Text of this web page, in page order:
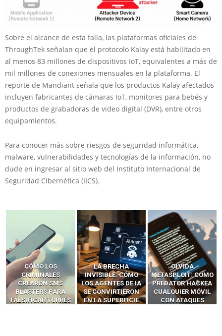
Sobre el alcance de esta falla, las plataformas oficiales de
ThroughTek señalan que el protocolo Kalay está habilitado en
al menos 83 millones de dispositivos IoT, equivalentes a más de
mil millones de conexiones mensuales en la plataforma. El
reporte de Mandiant señala que los productos Kalay afectados
incluyen fabricantes de cámaras IoT, monitores para bebés y
productos de grabadoras de video digital (DVR), entre otros
equipamientos.
Para conocer más sobre riesgos de seguridad informática,
malware, vulnerabilidades y tecnologías de la información, no
dude en ingresar al sitio web del Instituto Internacional de
Seguridad Cibernética (IICS).
LA BRECHA
INVISIBLE: CÓMO
LOS AGENTES DE IA
SE CONVIRTIERON
EN LA SUPERFICIE
OLVIDA
METASPLOIT: CÓMO
PREDATOR HACKEA
CUALQUIER MÓVIL
CON ATAQUES
CÓMO LOS HACKERS
INTERCEPTAN OTPS
Y LLAMADAS
MÓVILES SIN
‘HACKEAR’ — EL